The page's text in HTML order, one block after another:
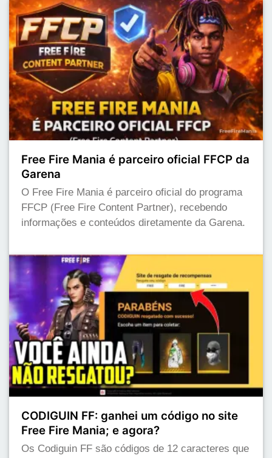
Free Fire Mania é parceiro oficial FFCP da
Garena
O Free Fire Mania é parceiro oficial do programa
FFCP (Free Fire Content Partner), recebendo
informações e conteúdos diretamente da Garena.
CODIGUIN FF: ganhei um código no site
Free Fire Mania; e agora?
Os Codiguin FF são códigos de 12 caracteres que